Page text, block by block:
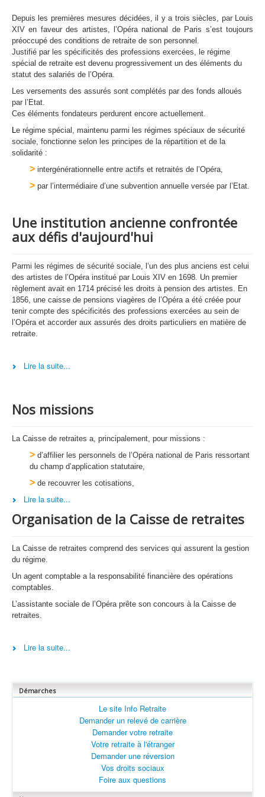
Depuis les premières mesures décidées, il y a trois siècles, par Louis
XIV en faveur des artistes, l’Opéra national de Paris s’est toujours
préoccupé des conditions de retraite de son personnel.
Justifié par les spécificités des professions exercées, le régime
spécial de retraite est devenu progressivement un des éléments du
statut des salariés de l’Opéra.
Les versements des assurés sont complétés par des fonds alloués
par l’Etat.
Ces éléments fondateurs perdurent encore actuellement.
Le régime spécial, maintenu parmi les régimes spéciaux de sécurité
sociale, fonctionne selon les principes de la répartition et de la
solidarité :
> intergénérationnelle entre actifs et retraités de l’Opéra,
> par l’intermédiaire d’une subvention annuelle versée par l’Etat.
Une institution ancienne confrontée
aux défis d'aujourd'hui
Parmi les régimes de sécurité sociale, l’un des plus anciens est celui
des artistes de l’Opéra institué par Louis XIV en 1698. Un premier
règlement avait en 1714 précisé les droits à pension des artistes. En
1856, une caisse de pensions viagères de l’Opéra a été créée pour
tenir compte des spécificités des professions exercées au sein de
l’Opéra et accorder aux assurés des droits particuliers en matière de
retraite.
Lire la suite...
Nos missions
La Caisse de retraites a, principalement, pour missions :
> d’affilier les personnels de l’Opéra national de Paris ressortant
du champ d’application statutaire,
> de recouvrer les cotisations,
Lire la suite...
Organisation de la Caisse de retraites
La Caisse de retraites comprend des services qui assurent la gestion
du régime.
Un agent comptable a la responsabilité financière des opérations
comptables.
L’assistante sociale de l’Opéra prête son concours à la Caisse de
retraites.
Lire la suite...
Démarches
Le site Info Retraite
Demander un relevé de carrière
Demander votre retraite
Votre retraite à l'étranger
Demander une réversion
Vos droits sociaux
Foire aux questions